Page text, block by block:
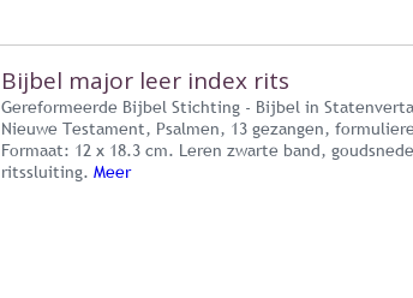
Bijbel major leer index rits
Gereformeerde Bijbel Stichting - Bijbel in
Nieuwe Testament, Psalmen, 13 gezangen,
Formaat: 12 x 18.3 cm. Leren zwarte band,
ritssluiting. Meer